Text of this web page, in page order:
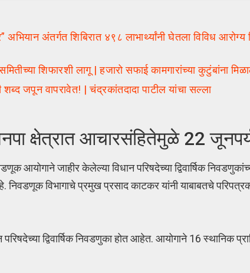
अंतर्गत शिबिरात ४९८ लाभार्थ्यांनी घेतला विविध
शिफारशी लागू | हजारो सफाई कामगारांच्या कुटुंबांना
जपून वापरावेत! | चंद्रकांतदादा पाटील यांचा सल्ला
क्षेत्रात आचारसंहितेमुळे 22
आयोगाने जाहीर केलेल्या विधान परिषदेच्या द्विवार्षिक
निवडणूक विभागाचे प्रमुख प्रसाद काटकर यांनी याबाबतचे
द्विवार्षिक निवडणुका होत आहेत. आयोगाने 16 स्थानिक